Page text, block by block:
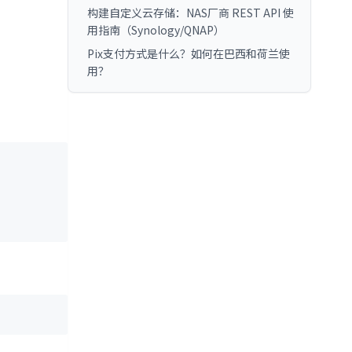
构建自定义云存储：NAS厂商 REST API 使
用指南（Synology/QNAP）
Pix支付方式是什么？如何在巴西和荷兰使
用？